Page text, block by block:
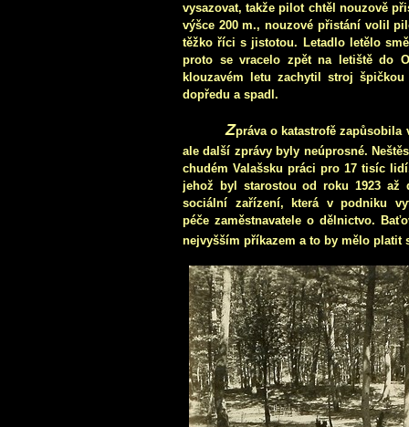
vysazovat, takže pilot chtěl nouzově
výšce 200 m., nouzové přistání volil
těžko říci s jistotou. Letadlo letělo
proto se vracelo zpět na letiště do
klouzavém letu zachytil stroj
dopředu a spadl.
Zpráva o katastrofě
ale další zprávy byly neúprosné.
chudém Valašsku práci pro 17 tisíc
jehož byl starostou od roku 1923 až
sociální zařízení, která v podniku
péče zaměstnavatele o dělnictvo.
nejvyšším příkazem a to by mělo platit